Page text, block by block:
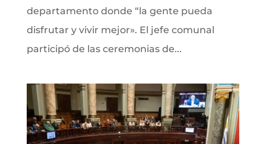
departamento donde “la gente pueda
disfrutar y vivir mejor». El jefe comunal
participó de las ceremonias de...